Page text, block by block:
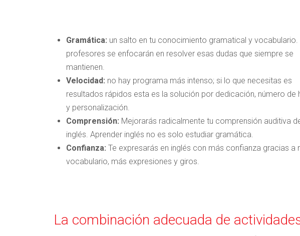
Gramática: un salto en tu conocimiento gramatical y vocabulario.
profesores se enfocarán en resolver esas dudas que siempre se
mantienen.
Velocidad: no hay programa más intenso; si lo que necesitas es
resultados rápidos esta es la solución por dedicación, número de
y personalización.
Comprensión: Mejorarás radicalmente tu comprensión auditiva
inglés. Aprender inglés no es solo estudiar gramática.
Confianza: Te expresarás en inglés con más confianza gracias a
vocabulario, más expresiones y giros.
La combinación adecuada de